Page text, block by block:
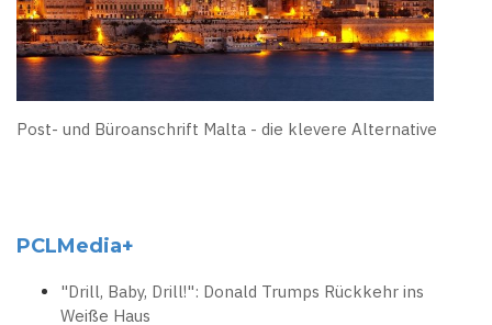
Post- und Büroanschrift Malta - die klevere Alternative
PCLMedia+
"Drill, Baby, Drill!": Donald Trumps Rückkehr ins
Weiße Haus